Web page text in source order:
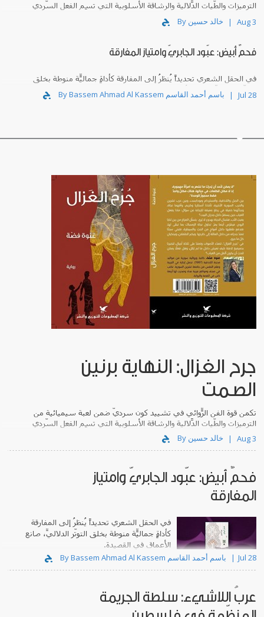
الترميزات والطّيات الدّلالية والرشاقة الأسلوبية التي تَسِم الفعل السّردي
في الامتدادات والتضاريس التي يبتكرها.
By خالد حسين Aug 3
فحمٌ أبيض: عبّود الجابريّ وامتياز المفارقة
في الحقل الشعري تحديداً يُنظرُ إلى المفارقة كأداةٍ جماليّة منوطةٍ بخلق
التوتّر الدلاليّ، صانعِ الأعماق في القصيدة.
By Bassem Ahmad Al Kassem باسم أحمد القاسم Jul 28
جرح الغزال: النهاية برنين
الصمت
تكمن قوة الفن الرّوائي في تشييد كونٍ سرديّ ضمن لعبة سيميائية من
الترميزات والطّيات الدّلالية والرشاقة الأسلوبية التي تَسِم الفعل السّردي
في الامتدادات والتضاريس التي يبتكرها.
By خالد حسين Aug 3
فحمٌ أبيض: عبّود الجابريّ وامتياز
المفارقة
في الحقل الشعري تحديداً يُنظرُ إلى المفارقة
كأداةٍ جماليّة منوطةٍ بخلق التوتّر الدلاليّ، صانعِ
الأعماق في القصيدة.
Jul 28
عربُ اللاشيء: سلطة الجريمة